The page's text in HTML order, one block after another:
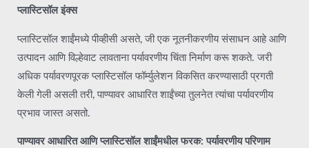
प्लास्टिसॉल इंक्स
प्लास्टिसॉल शाईंमध्ये पीव्हीसी असते, जी एक नूतनीकरणीय संसाधन आहे आणि
उत्पादन आणि विल्हेवाट लावताना पर्यावरणीय चिंता निर्माण करू शकते. जरी
अधिक पर्यावरणपूरक प्लास्टिसॉल फॉर्म्युलेशन विकसित करण्यासाठी प्रगती
केली गेली असली तरी, पाण्यावर आधारित शाईंच्या तुलनेत त्यांचा पर्यावरणीय
प्रभाव जास्त असतो.
पाण्यावर आधारित आणि प्लास्टिसॉल शाईंमधील फरक: पर्यावरणीय परिणाम